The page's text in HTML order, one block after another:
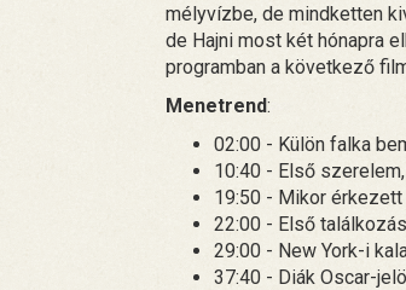
mélyvízbe, de mindketten
de Hajni most két hónapra
programban a következő
Menetrend:
02:00 - Külön falka
10:40 - Első
19:50 - Mikor
22:00 - Első
29:00 - New York-i
37:40 - Diák Oscar-